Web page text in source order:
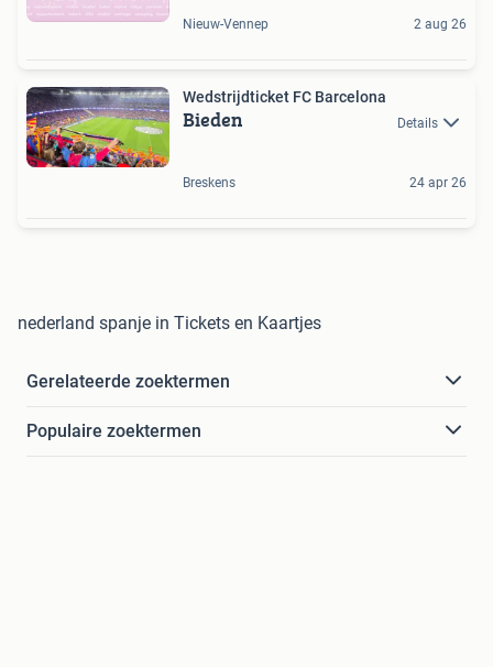
Nieuw-Vennep 2 aug 26
Wedstrijdticket FC Barcelona
Bieden Details
Breskens 24 apr 26
nederland spanje in Tickets en Kaartjes
Gerelateerde zoektermen
Populaire zoektermen